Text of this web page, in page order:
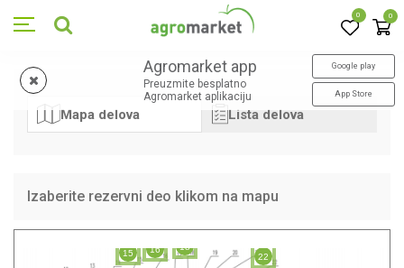
0 0
Agromarket app
Preuzmite besplatno
Agromarket aplikaciju
Google play
App Store
Mapa delova Lista delova
Izaberite rezervni deo klikom na mapu
15 16
22